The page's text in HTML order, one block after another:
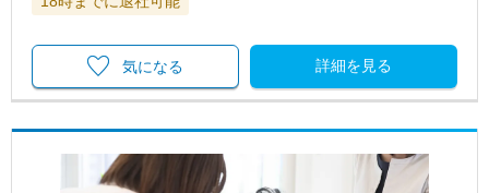
詳細を見る
気になる